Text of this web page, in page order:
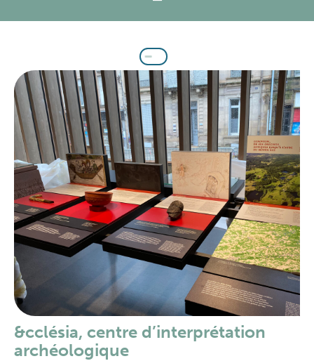
&cclésia, centre d’interprétation
archéologique